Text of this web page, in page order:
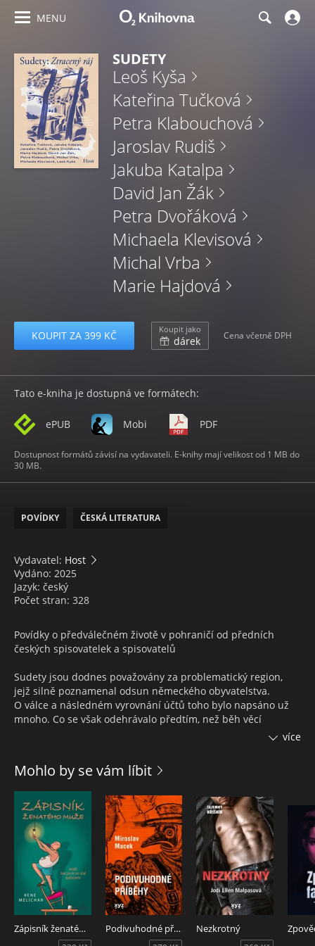
MENU
SUDETY
Leoš Kyša
Kateřina Tučková
Petra Klabouchová
Jaroslav Rudiš
Jakuba Katalpa
David Jan Žák
Petra Dvořáková
Michaela Klevisová
Michal Vrba
Marie Hajdová
KOUPIT ZA 399 KČ Koupit jako
dárek Cena včetně DPH
Tato e-kniha je dostupná ve formátech:
ePUB Mobi PDF
Dostupnost formátů závisí na vydavateli. E-knihy mají velikost od 1 MB do
30 MB.
POVÍDKY ČESKÁ LITERATURA
Vydavatel: Host
Vydáno: 2025
Jazyk: český
Počet stran: 328
Povídky o předválečném životě v pohraničí od předních
českých spisovatelek a spisovatelů
Sudety jsou dodnes považovány za problematický region,
jejž silně poznamenal odsun německého obyvatelstva.
O válce a následném vyrovnání účtů toho bylo napsáno už
mnoho. Co se však odehrávalo předtím, než běh věcí
v pohraničí nenávratně vykolejil? Klukovská dobrodružství
živená šílenstvím… Jednotlivé příběhy na pozadí velkých
dějin zachycují spletité osudy obyvatel Sudet a vytvářejí
plastický obraz tehdejšího života v mnohonárodnostním
pohraničí.
Mezi autory deseti tematicky i stylově široce rozkročených
povídek nechybějí zvučná jména jako Kateřina Tučková,
Jaroslav Rudiš, Michaela Klevisová nebo Leoš Kyša.
Výpravnou knihu obohacují působivé ilustrace Jaromíra 99,
inspirované dobovými fotografiemi, a předmluva Michala
Stehlíka a Martina Gromana, autorů podcastu Přepište
dějiny.
více
Mohlo by se vám líbit
Zápisník ženatého muže aneb Jak jsem se stal pařezem Podivuhodné příběhy Nezkrotný